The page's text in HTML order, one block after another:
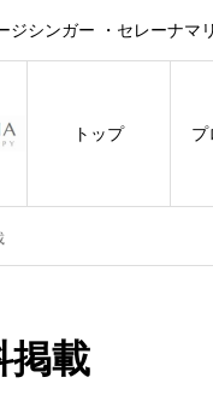
ジシンガー ・セレーナマ
トップ プ
掲載